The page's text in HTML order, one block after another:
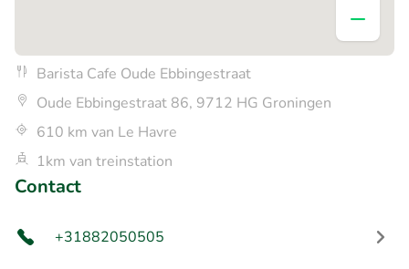
Barista Cafe Oude Ebbingestraat
Oude Ebbingestraat 86, 9712 HG Groningen
610 km van Le Havre
1km van treinstation
Contact
+31882050505